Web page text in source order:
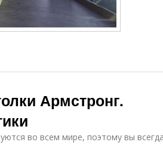
Армстронг.
во всем мире, поэтому вы всегда